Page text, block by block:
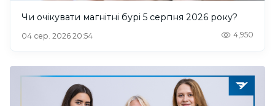
Чи очікувати магнітні бурі 5 серпня 2026 року?
04 сер. 2026 20:54 4,950